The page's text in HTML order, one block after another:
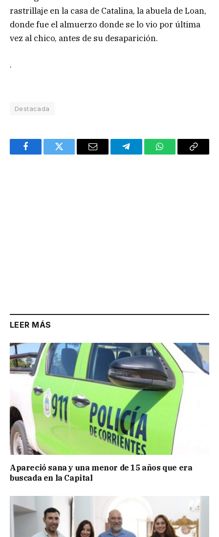
rastrillaje en la casa de Catalina, la abuela de Loan,
donde fue el almuerzo donde se lo vio por última
vez al chico, antes de su desaparición.
.
Destacada
FacebookTwitter Email TelegramWhatsAppCopy
LEER MÁS
Apareció sana y una menor de 15 años que era
buscada en la Capital